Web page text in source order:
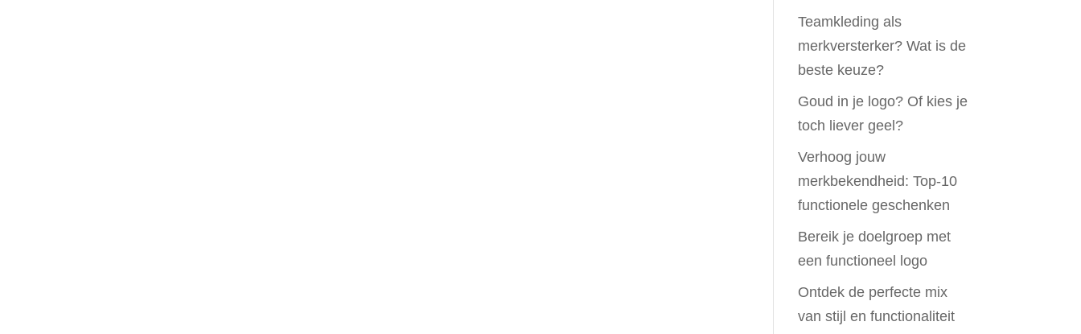
Teamkleding als
merkversterker? Wat is de
beste keuze?
Goud in je logo? Of kies je
toch liever geel?
Verhoog jouw
merkbekendheid: Top-10
functionele geschenken
Bereik je doelgroep met
een functioneel logo
Ontdek de perfecte mix
van stijl en functionaliteit